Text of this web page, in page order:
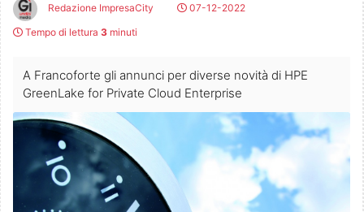
Redazione ImpresaCity
07-12-2022
Tempo di lettura 3 minuti
A Francoforte gli annunci per diverse novità di HPE
GreenLake for Private Cloud Enterprise